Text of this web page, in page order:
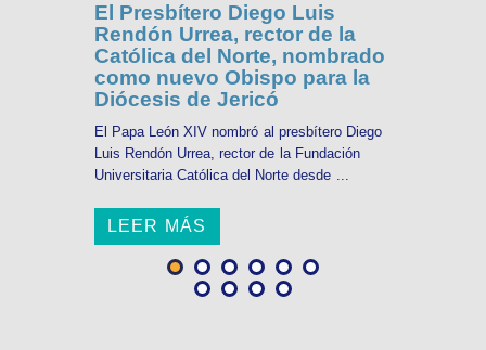
El Presbítero Diego Luis
Rendón Urrea, rector de la
Católica del Norte, nombrado
como nuevo Obispo para la
Diócesis de Jericó
El Papa León XIV nombró al presbítero Diego
Luis Rendón Urrea, rector de la Fundación
Universitaria Católica del Norte desde ...
LEER MÁS